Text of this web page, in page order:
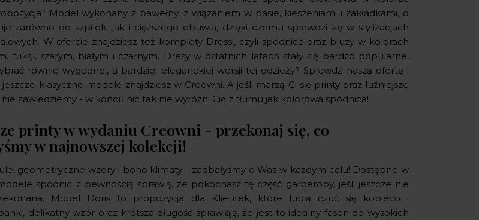
Model wykonany z bawełny, z wiązaniem w pasie, kieszeniami i zakładkami, o
zarówno do szpilek, jak i cięższego obuwia, dzięki czemu sprawdzi się w stylizacjach
W ofercie znajdziesz też komplety Dressi, czyli spódnice oraz bluzy w kolorach
fuksji, szarym, białym i czarnym. Dresy w ostatnich latach stały się bardzo popularne,
równie wygodnej, a bardziej eleganckiej wersji tej odzieży? Sprawdź naszą ofertę i
jeszcze klasyczne modele znajdziesz w Creowni. A jeśli marzą Ci się printy oraz luźniejsze
nie zawiedziemy - w końcu nic tak nie wyróżni Cię z tłumu jak kolorowa spódnica!
printy w wydaniu Creowni - przekonaj się, co
w najnowszej kolekcji!
geometryczne wzory i boho klimaty - zadbałyśmy o Was w każdym calu! Dostępne w
spódnic z pewnością sprawią, że pokochasz tę część garderoby, jeśli jeszcze nie
Model Doris to propozycja dla Klientek, które lubią czuć się kobieco i
delikatny wzór oraz krótsza długość sprawiają, że jest to idealny fason do wysokich